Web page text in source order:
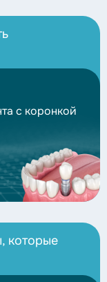
с коронкой
которые